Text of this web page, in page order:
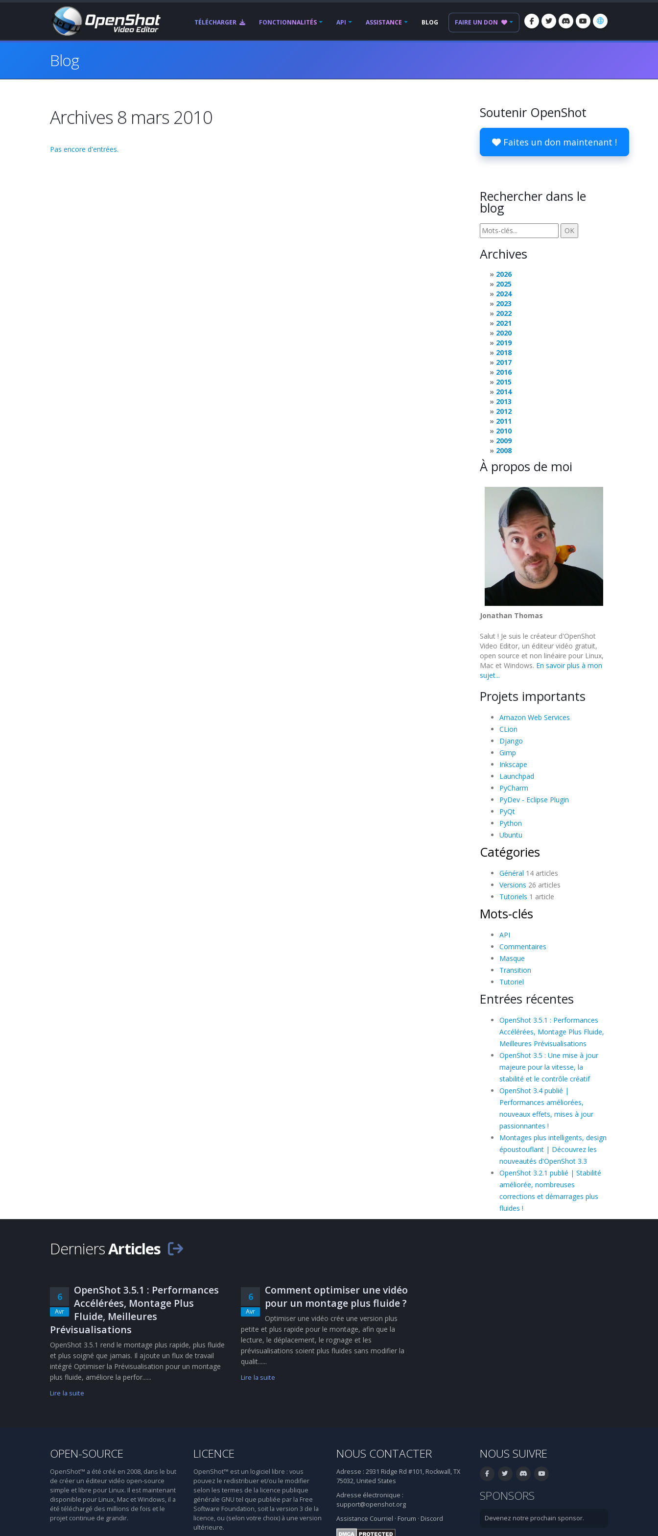
TÉLÉCHARGER FONCTIONNALITÉS API ASSISTANCE BLOG FAIRE UN DON
Blog
Archives 8 mars 2010
Pas encore d'entrées.
Soutenir OpenShot
Faites un don maintenant !
Rechercher dans le
blog
Archives
2026
2025
2024
2023
2022
2021
2020
2019
2018
2017
2016
2015
2014
2013
2012
2011
2010
2009
2008
À propos de moi
Jonathan Thomas
Salut ! Je suis le créateur d'OpenShot
Video Editor, un éditeur vidéo gratuit,
open source et non linéaire pour Linux,
Mac et Windows. En savoir plus à mon
sujet...
Projets importants
Amazon Web Services
CLion
Django
Gimp
Inkscape
Launchpad
PyCharm
PyDev - Eclipse Plugin
PyQt
Python
Ubuntu
Catégories
Général 14 articles
Versions 26 articles
Tutoriels 1 article
Mots-clés
API
Commentaires
Masque
Transition
Tutoriel
Entrées récentes
OpenShot 3.5.1 : Performances
Accélérées, Montage Plus Fluide,
Meilleures Prévisualisations
OpenShot 3.5 : Une mise à jour
majeure pour la vitesse, la
stabilité et le contrôle créatif
OpenShot 3.4 publié |
Performances améliorées,
nouveaux effets, mises à jour
passionnantes !
Montages plus intelligents, design
époustouflant | Découvrez les
nouveautés d'OpenShot 3.3
OpenShot 3.2.1 publié | Stabilité
améliorée, nombreuses
corrections et démarrages plus
fluides !
DerniersArticles
6
Avr
OpenShot 3.5.1 : Performances
Accélérées, Montage Plus
Fluide, Meilleures
Prévisualisations
OpenShot 3.5.1 rend le montage plus rapide, plus fluide
et plus soigné que jamais. Il ajoute un flux de travail
intégré Optimiser la Prévisualisation pour un montage
plus fluide, améliore la perfor......
Lire la suite
6
Avr
Comment optimiser une vidéo
pour un montage plus fluide ?
Optimiser une vidéo crée une version plus
petite et plus rapide pour le montage, afin que la
lecture, le déplacement, le rognage et les
prévisualisations soient plus fluides sans modifier la
qualit......
Lire la suite
OPEN-SOURCE
OpenShot™ a été créé en 2008, dans le but
de créer un éditeur vidéo open-source
simple et libre pour Linux. Il est maintenant
disponible pour Linux, Mac et Windows, il a
été téléchargé des millions de fois et le
projet continue de grandir.
LICENCE
OpenShot™ est un logiciel libre : vous
pouvez le redistribuer et/ou le modifier
selon les termes de la licence publique
générale GNU tel que publiée par la Free
Software Foundation, soit la version 3 de la
licence, ou (selon votre choix) à une version
ultérieure.
NOUS CONTACTER
Adresse : 2931 Ridge Rd #101, Rockwall, TX
75032, United States
Adresse électronique :
support@openshot.org
Assistance Courriel · Forum · Discord
NOUS SUIVRE
SPONSORS
Devenez notre prochain sponsor.